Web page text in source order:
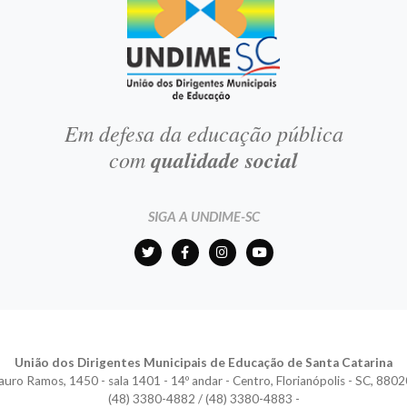
Em defesa da educação pública
comqualidade social
SIGA A UNDIME-SC
União dos Dirigentes Municipais de Educação de Santa Catarina
Ramos, 1450 - sala 1401 - 14º andar - Centro, Florianópolis - SC,
(48) 3380-4882 / (48) 3380-4883 -